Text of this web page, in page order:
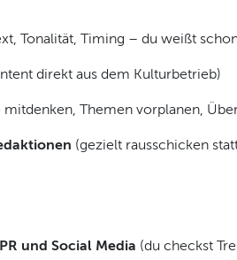
Tonalität, Timing – du weißt
direkt aus dem Kulturbetrieb)
mitdenken, Themen vorplanen,
(gezielt rausschicken
und Social Media (du checkst